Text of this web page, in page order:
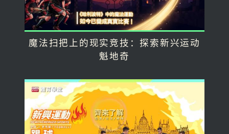
魔法扫把上的现实竞技：探索新兴运动
魁地奇